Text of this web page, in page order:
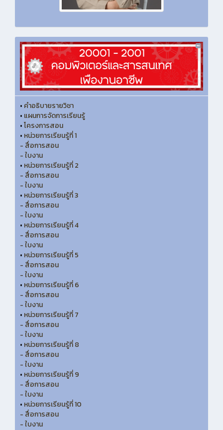
• คำอธิบายรายวิชา
• แผนการจัดการเรียนรู้
•โครงการสอน
• หน่วยการเรียนรู้ที่ 1
- สื่อการสอน
- ใบงาน
• หน่วยการเรียนรู้ที่ 2
- สื่อการสอน
- ใบงาน
• หน่วยการเรียนรู้ที่ 3
- สื่อการสอน
- ใบงาน
• หน่วยการเรียนรู้ที่ 4
- สื่อการสอน
- ใบงาน
• หน่วยการเรียนรู้ที่ 5
- สื่อการสอน
- ใบงาน
• หน่วยการเรียนรู้ที่ 6
- สื่อการสอน
- ใบงาน
• หน่วยการเรียนรู้ที่ 7
- สื่อการสอน
- ใบงาน
• หน่วยการเรียนรู้ที่ 8
- สื่อการสอน
- ใบงาน
• หน่วยการเรียนรู้ที่ 9
- สื่อการสอน
- ใบงาน
• หน่วยการเรียนรู้ที่ 10
- สื่อการสอน
- ใบงาน